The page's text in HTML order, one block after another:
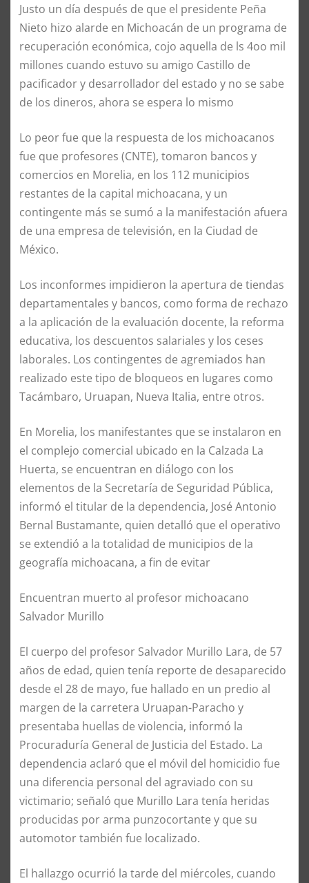
Justo un día después de que el presidente Peña
Nieto hizo alarde en Michoacán de un programa de
recuperación económica, cojo aquella de ls 4oo mil
millones cuando estuvo su amigo Castillo de
pacificador y desarrollador del estado y no se sabe
de los dineros, ahora se espera lo mismo
Lo peor fue que la respuesta de los michoacanos
fue que profesores (CNTE), tomaron bancos y
comercios en Morelia, en los 112 municipios
restantes de la capital michoacana, y un
contingente más se sumó a la manifestación afuera
de una empresa de televisión, en la Ciudad de
México.
Los inconformes impidieron la apertura de tiendas
departamentales y bancos, como forma de rechazo
a la aplicación de la evaluación docente, la reforma
educativa, los descuentos salariales y los ceses
laborales. Los contingentes de agremiados han
realizado este tipo de bloqueos en lugares como
Tacámbaro, Uruapan, Nueva Italia, entre otros.
En Morelia, los manifestantes que se instalaron en
el complejo comercial ubicado en la Calzada La
Huerta, se encuentran en diálogo con los
elementos de la Secretaría de Seguridad Pública,
informó el titular de la dependencia, José Antonio
Bernal Bustamante, quien detalló que el operativo
se extendió a la totalidad de municipios de la
geografía michoacana, a fin de evitar
Encuentran muerto al profesor michoacano
Salvador Murillo
El cuerpo del profesor Salvador Murillo Lara, de 57
años de edad, quien tenía reporte de desaparecido
desde el 28 de mayo, fue hallado en un predio al
margen de la carretera Uruapan-Paracho y
presentaba huellas de violencia, informó la
Procuraduría General de Justicia del Estado. La
dependencia aclaró que el móvil del homicidio fue
una diferencia personal del agraviado con su
victimario; señaló que Murillo Lara tenía heridas
producidas por arma punzocortante y que su
automotor también fue localizado.
El hallazgo ocurrió la tarde del miércoles, cuando